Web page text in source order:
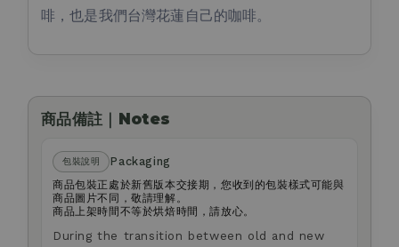
啡，也是我們台灣花蓮自己的咖啡。
商品備註｜Notes
包裝說明
Packaging
商品包裝正處於新舊版本交接期，您收到的包裝樣式可能與
商品圖片不同，敬請理解。
商品上架時間不等於烘焙時間，請放心。
During the transition between old and new